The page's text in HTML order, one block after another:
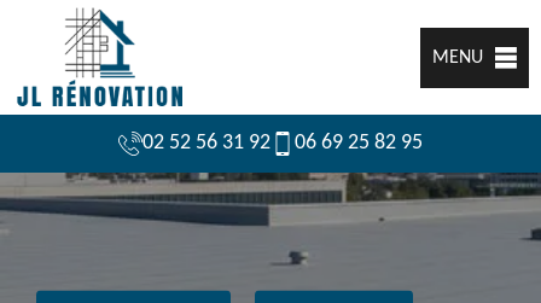
MENU
02 52 56 31 92 06 69 25 82 95